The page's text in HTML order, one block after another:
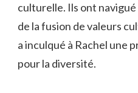
culturelle. Ils ont
de la fusion de valeurs
a inculqué à Rachel une
pour la diversité.